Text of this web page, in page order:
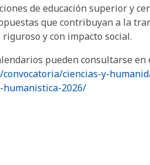
de educación superior y
que contribuyan a la
y con impacto social.
pueden consultarse
ciencias-y-
2026/